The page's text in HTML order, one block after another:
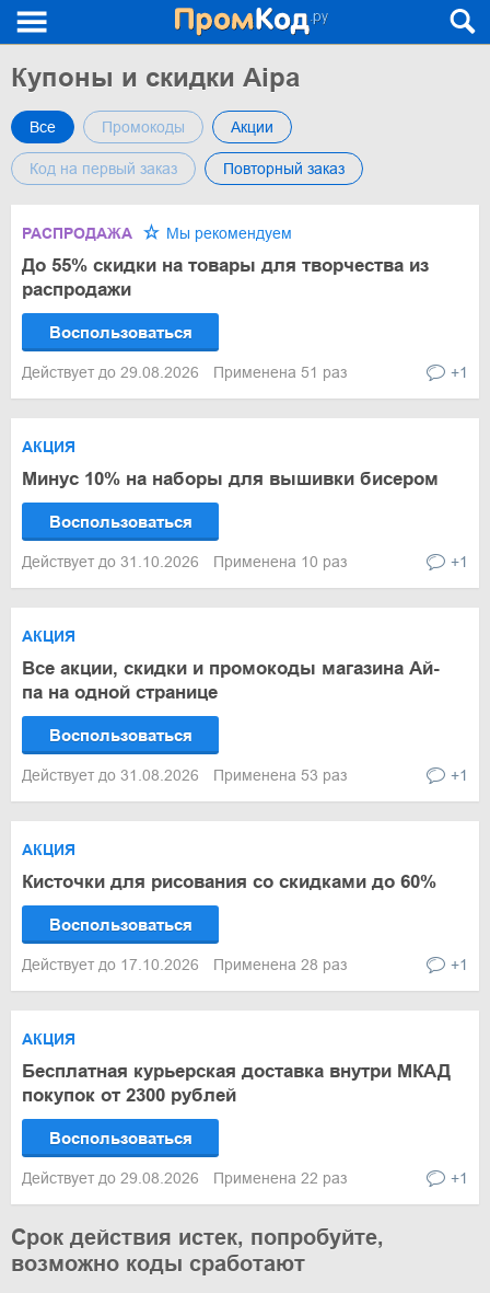
Купоны и скидки Aipa
Все Промокоды Акции
Код на первый заказ Повторный заказ
РАСПРОДАЖА Мы рекомендуем
До 55% скидки на товары для творчества из
распродажи
Воспользоваться
Действует до 29.08.2026 Применена 51 раз +1
АКЦИЯ
Минус 10% на наборы для вышивки бисером
Воспользоваться
Действует до 31.10.2026 Применена 10 раз +1
АКЦИЯ
Все акции, скидки и промокоды магазина Ай-
па на одной странице
Воспользоваться
Действует до 31.08.2026 Применена 53 раз +1
АКЦИЯ
Кисточки для рисования со скидками до 60%
Воспользоваться
Действует до 17.10.2026 Применена 28 раз +1
АКЦИЯ
Бесплатная курьерская доставка внутри МКАД
покупок от 2300 рублей
Воспользоваться
Действует до 29.08.2026 Применена 22 раз +1
Срок действия истек, попробуйте,
возможно коды сработают